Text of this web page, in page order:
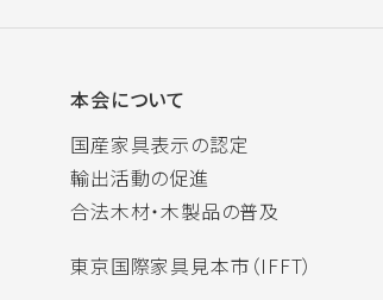
本会について
国産家具表示の認定
輸出活動の促進
合法木材・木製品の普及
東京国際家具見本市（IFFT）